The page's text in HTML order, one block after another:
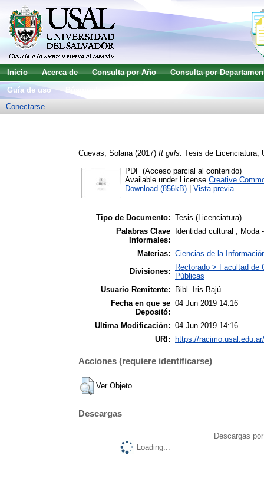
Inicio Acerca de Consulta por Año
Consulta por
Guía de uso
Conectarse
Cuevas, Solana (2017) It girls. Tesis de Licenciatura,
PDF (Acceso parcial al contenido)
Available under License Creative
Download (856kB)
Vista previa
Tipo de Documento: Tesis (Licenciatura)
Palabras Clave
Informales:
Identidad cultural ;
Materias: Ciencias de la
Divisiones:
Rectorado > Facultad
Públicas
Usuario Remitente:
Bibl. Iris Bajú
Fecha en que se
Depositó:
04 Jun 2019 14:16
Ultima Modificación: 04 Jun 2019 14:16
URI:
https://
Acciones (requiere identificarse)
Ver Objeto
Descargas
Descargas
Loading...